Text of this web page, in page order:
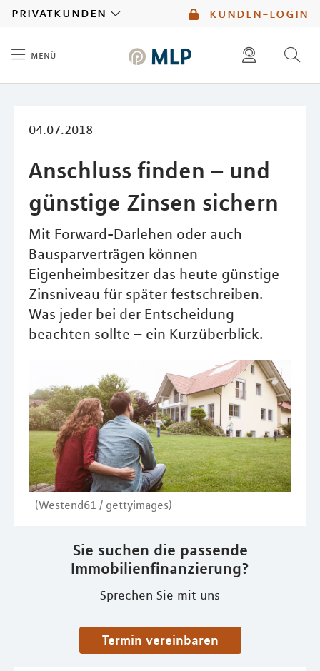
kunden-login
privatkunden
menü
04.07.2018
Anschluss finden – und
günstige Zinsen sichern
Mit Forward-Darlehen oder auch
Bausparverträgen können
Eigenheimbesitzer das heute günstige
Zinsniveau für später festschreiben.
Was jeder bei der Entscheidung
beachten sollte – ein Kurzüberblick.
(Westend61 / gettyimages)
Sie suchen die passende
Immobilienfinanzierung?
Sprechen Sie mit uns
Termin vereinbaren